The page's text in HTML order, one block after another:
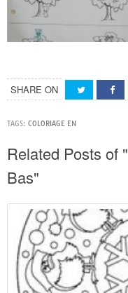
SHARE ON
TAGS: COLORIAGE EN
Related Posts of
Bas"